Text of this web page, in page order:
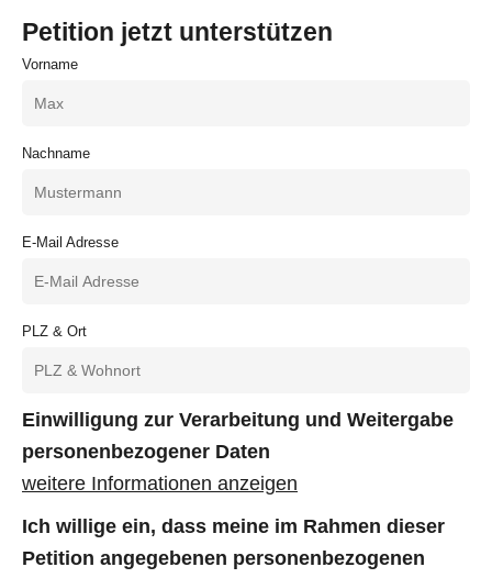
Petition jetzt unterstützen
Vorname
Nachname
E-Mail Adresse
PLZ & Ort
Einwilligung zur Verarbeitung und Weitergabe
personenbezogener Daten
weitere Informationen anzeigen
Ich willige ein, dass meine im Rahmen dieser
Petition angegebenen personenbezogenen